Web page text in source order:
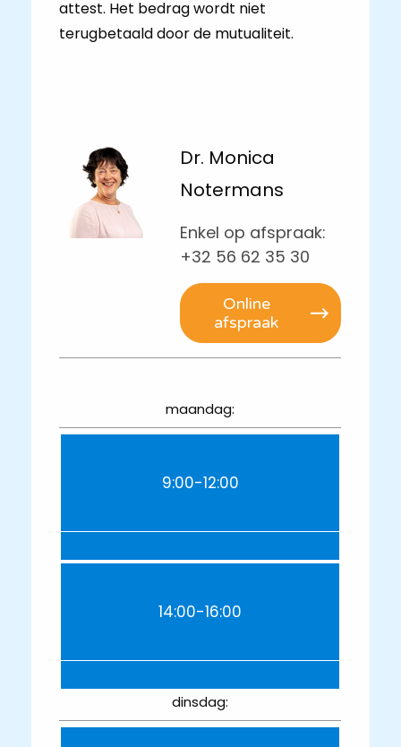
attest. Het bedrag wordt niet
terugbetaald door de mutualiteit.
Dr. Monica
Notermans
Enkel op afspraak:
+32 56 62 35 30
Online
afspraak
maandag:
9:00-12:00
14:00-16:00
dinsdag: